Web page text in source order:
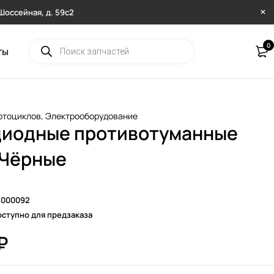
д. 59с2
0
,Электрооборудование
противотуманные
для предзаказа